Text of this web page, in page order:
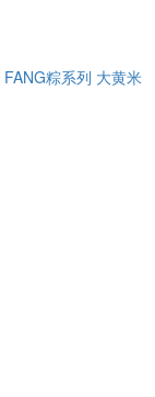
FANG粽系列 大黄米